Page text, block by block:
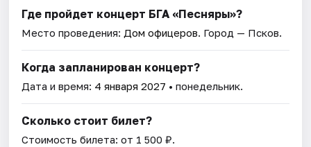
Где пройдет концерт БГА «Песняры»?
Место проведения: Дом офицеров. Город — Псков.
Когда запланирован концерт?
Дата и время: 4 января 2027 • понедельник.
Сколько стоит билет?
Стоимость билета: от 1 500 ₽.